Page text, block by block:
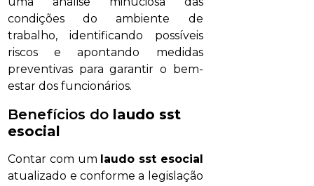
condições do ambiente de
trabalho, identificando possíveis
riscos e apontando medidas
preventivas para garantir o bem-
estar dos funcionários.
Benefícios do laudo sst
esocial
Contar com um laudo sst esocial
atualizado e conforme a legislação